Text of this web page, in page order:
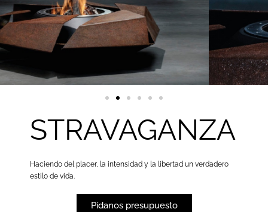
STRAVAGANZA
Haciendo del placer, la intensidad y la libertad un verdadero
estilo de vida.
Pídanos presupuesto